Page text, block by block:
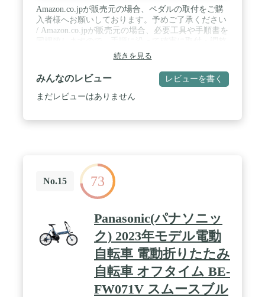
Amazon.co.jpが販売元の場合、ペダルの取付をご購
入者様へお願いしております。予めご了承ください
/ Amazon.co.jpが販売元の場合、必要工具や手順書を
をお願いします / 重量:14.7kg / 推奨身長:145cm –
続きを見る
みんなのレビュー レビューを書く
まだレビューはありません
No.15 73
Panasonic(パナソニッ
ク) 2023年モデル電動
自転車 電動折りたたみ
自転車 オフタイム BE-
FW071V スムースブル